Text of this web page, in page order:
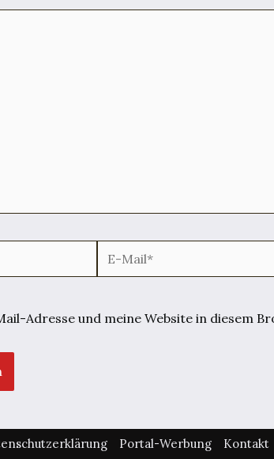
E-
Mail*
Adresse und meine Website in diesem
Portal-Werbung Kontakt